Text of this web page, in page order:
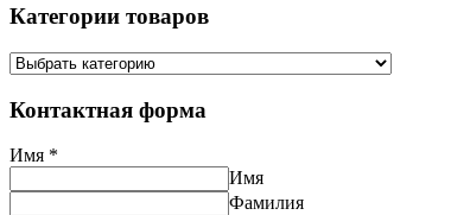
Категории товаров
Контактная форма
Имя *
Имя
Фамилия